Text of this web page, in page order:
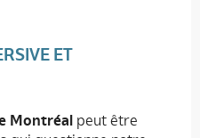
ET
Montréal peut être